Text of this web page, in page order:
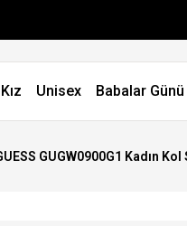
Unisex Babalar
GUGW0900G1 Kadın Kol